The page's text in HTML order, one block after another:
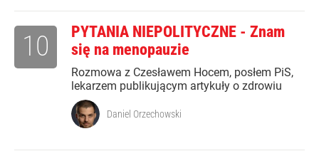
PYTANIA NIEPOLITYCZNE - Znam
się na menopauzie
Rozmowa z Czesławem Hocem, posłem PiS,
lekarzem publikującym artykuły o zdrowiu
10
Daniel Orzechowski